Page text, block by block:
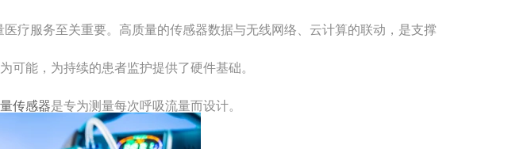
疗服务至关重要。高质量的传感器数据与无线网络、云计算的联动，是支撑
可能，为持续的患者监护提供了硬件基础。
传感器是专为测量每次呼吸流量而设计。